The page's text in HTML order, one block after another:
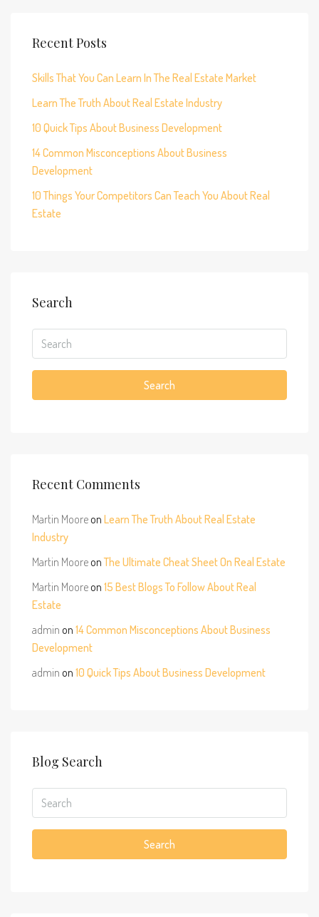
Recent Posts
Skills That You Can Learn In The Real Estate Market
Learn The Truth About Real Estate Industry
10 Quick Tips About Business Development
14 Common Misconceptions About Business
Development
10 Things Your Competitors Can Teach You About Real
Estate
Search
Search
Recent Comments
Martin Mooreon Learn The Truth About Real Estate
Industry
Martin MooreonThe Ultimate Cheat Sheet On Real Estate
Martin Mooreon 15 Best Blogs To Follow About Real
Estate
admin on 14 Common Misconceptions About Business
Development
admin on 10 Quick Tips About Business Development
Blog Search
Search